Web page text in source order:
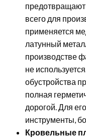
всего для
применяется
латунный
производстве
не
обустройства
полная
дорогой. Для
инструменты,
Кровельные